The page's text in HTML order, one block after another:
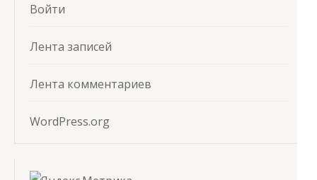
Войти
Лента записей
Лента комментариев
WordPress.org